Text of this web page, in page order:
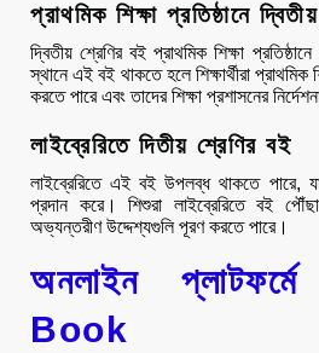
প্রাথমিক শিক্ষা প্রতিষ্ঠানে
দ্বিতীয় শ্রেণির বই প্রাথমিক শিক্ষা
স্থানে এই বই থাকতে হলে শিক্ষার্থীরা
করতে পারে এবং তাদের শিক্ষা প্রশাসনের
লাইব্রেরিতে দিতীয় শ্রেণির বই
লাইব্রেরিতে এই বই উপলব্ধ থাকতে পারে,
প্রদান করে। শিশুরা লাইব্রেরিতে বই
অভ্যন্তরীণ উদ্দেশ্যগুলি পূরণ করতে পারে।
অনলাইন
Book